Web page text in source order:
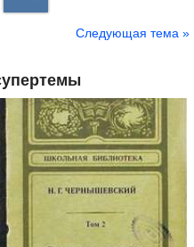
Следующая тема »